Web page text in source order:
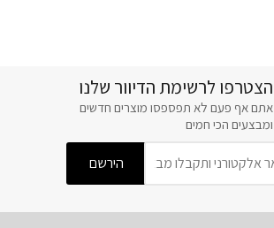
הצטרפו לרשימת הדיוור שלנו
אתם אף פעם לא תפספסו מוצרים חדשים
ומבצעים הכי חמים